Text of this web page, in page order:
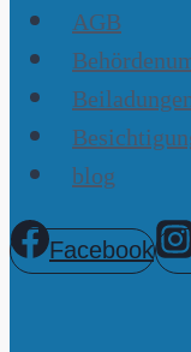
AGB
blog
Facebook